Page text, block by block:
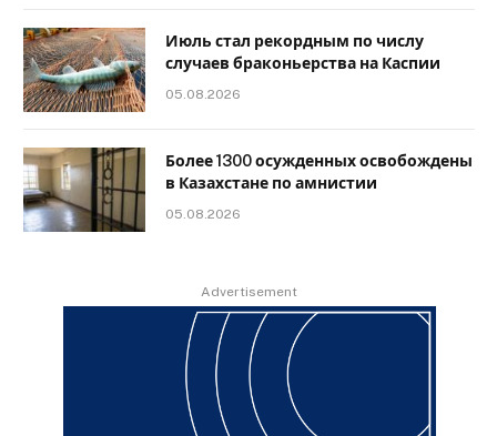
Июль стал рекордным по числу
случаев браконьерства на Каспии
05.08.2026
Более 1300 осужденных освобождены
в Казахстане по амнистии
05.08.2026
Advertisement